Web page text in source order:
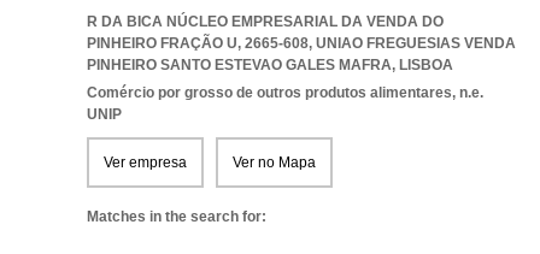
R DA BICA NÚCLEO EMPRESARIAL DA VENDA DO
PINHEIRO FRAÇÃO U, 2665-608, UNIAO FREGUESIAS VENDA
PINHEIRO SANTO ESTEVAO GALES MAFRA, LISBOA
Comércio por grosso de outros produtos alimentares, n.e.
UNIP
Ver empresa Ver no Mapa
Matches in the search for: